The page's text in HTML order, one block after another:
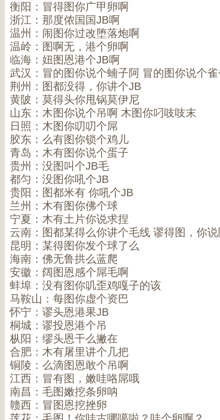
衡阳：冒得图你广甲卵啊
浙江：那度侬国国JB啊
温州：闹图你过改堕落炮啊
温岭：图啊无，港个卵啊
临海：妞图恩港个JB啊
武汉：冒的图你说个蝻子阿 冒的图你说个
荆州：图都没得，你讲个JB
黄陂：莫得头你甩锅莫伊尼
山东：木图你说个吊啊 木图你叼吱吱末
日照：木图你叨叨个屌
胶东：么有图你锁个鸡儿
青岛：木有图你说个蛋子
贵州：没图叫个JB毛
都匀：没图你吼个JB
贵阳：图都米有 你吼个JB
兰州：木有图你佛个球
宁夏：木有土片你说求捏
云南：图都某得么你讲个毛线 谬得图，你
昆明：某得图你发个球了么
海南：佛无鲁拱么蓝爬
安徽：阔图恩感个屌毛啊
蚌埠：没有图你叽歪鸡嘎子的该
马鞍山：每图你虚个资巴
怀宁：谬头恩港果JB
桐城：谬投恩港个吊
枞阳：缪头恩干么撇在
合肥：木有屠里讲个几把
铜陵：么滴图恩敢个吊啊
江西：冒有图，嫩哇咯屌哦
南昌：毛图嫩挖条卵呐
赣西：冒图恩挖挫卵